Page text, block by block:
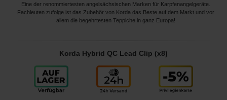
Eine der renommiertesten angelsächsischen Marken für Karpfenangelgeräte.
Fachleuten zufolge ist das Zubehör von Korda das Beste auf dem Markt und vor
allem die begehrtesten Teppiche in ganz Europa!
Korda Hybrid QC Lead Clip (x8)